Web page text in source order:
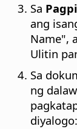
Sa
ang
Name",
Ulitin
Sa
ng
diyalogo: